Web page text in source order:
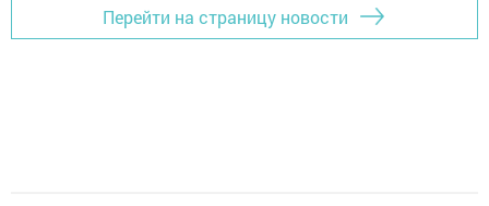
Перейти на страницу новости